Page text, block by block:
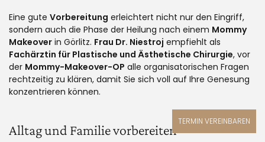
Eine gute Vorbereitung erleichtert nicht nur den Eingriff,
sondern auch die Phase der Heilung nach einem Mommy
Makeover in Görlitz. Frau Dr. Niestroj empfiehlt als
Fachärztin für Plastische und Ästhetische Chirurgie, vor
der Mommy-Makeover-OP alle organisatorischen Fragen
rechtzeitig zu klären, damit Sie sich voll auf Ihre Genesung
konzentrieren können.
Alltag und Familie vorbereiten
TERMIN VEREINBAREN